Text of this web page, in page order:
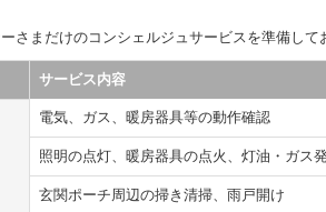
さまだけのコンシェルジュサービスを準備して
サービス内容
電気、ガス、暖房器具等の動作確認
照明の点灯、暖房器具の点火、灯油・ガス
玄関ポーチ周辺の掃き清掃、雨戸開け